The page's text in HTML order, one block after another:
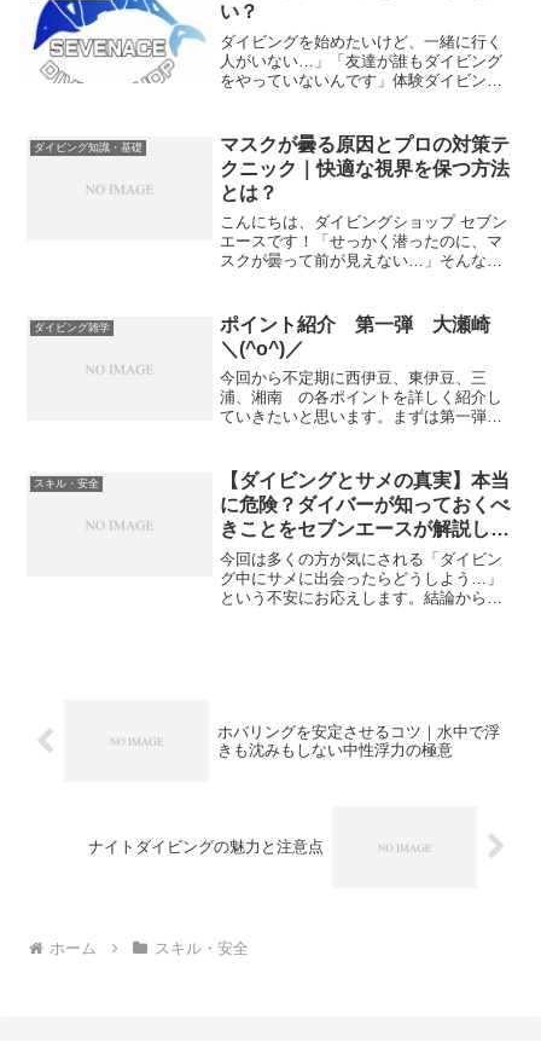
い？
ダイビングを始めたいけど、一緒に行く
人がいない…」「友達が誰もダイビング
をやっていないんです」体験ダイビング
一人でダイビングを始める人はとても多
いです。今回は、一人でダイビングを始
める人が多い理由についてお話ししま
す。
ダイビング知識・基礎
マスクが曇る原因とプロの対策テ
クニック｜快適な視界を保つ方法
とは？
こんにちは、ダイビングショップ セブン
エースです！「せっかく潜ったのに、マ
スクが曇って前が見えない…」そんな経
りますし、景色や生き物をしっかり見る
ためにもクリアな視界は...
ダイビング雑学
ポイント紹介 第一弾 大瀬崎
＼(^o^)／
今回から不定期に西伊豆、東伊豆、三
浦、湘南 の各ポイントを詳しく紹介し
ていきたいと思います。まずは第一弾
なスポットであり、その特徴は何といっ
ても“海洋の安定性”と“生物...
スキル・安全
【ダイビングとサメの真実】本当
に危険？ダイバーが知っておくべ
きことをセブンエースが解説しま
す！
今回は多くの方が気にされる「ダイビン
グ中にサメに出会ったらどうしよう…」
という不安にお応えします。結論から言
ホバリングを安定させるコツ｜水中で浮
きも沈みもしない中性浮力の極意
ナイトダイビングの魅力と注意点
ホーム スキル・安全